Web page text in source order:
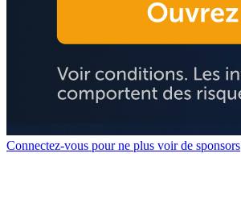
Connectez-vous pour ne plus voir de sponsors